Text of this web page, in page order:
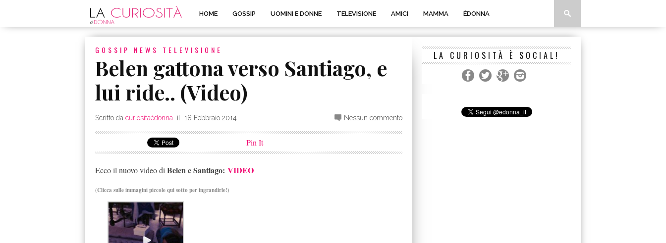
HOME GOSSIP UOMINI E DONNE TELEVISIONE AMICI MAMMA ÈDONNA
GOSSIP NEWS TELEVISIONE
Belen gattona verso Santiago, e
lui ride.. (Video)
Scritto da curiositaèdonna il 18 Febbraio 2014 Nessun commento
Pin It
Ecco il nuovo video di Belen e Santiago: VIDEO
(Clicca sulle immagini piccole qui sotto per ingrandirle!)
LA CURIOSITÀ È SOCIAL!